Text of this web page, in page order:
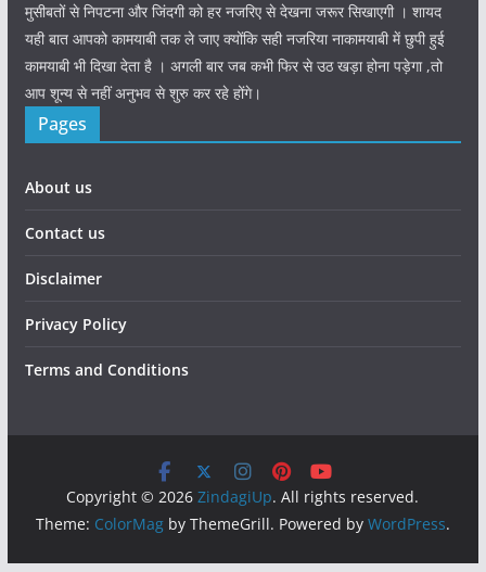
मुसीबतों से निपटना और जिंदगी को हर नजरिए से देखना जरूर सिखाएगी । शायद
यही बात आपको कामयाबी तक ले जाए क्योंकि सही नजरिया नाकामयाबी में छुपी हुई
कामयाबी भी दिखा देता है । अगली बार जब कभी फिर से उठ खड़ा होना पड़ेगा ,तो
आप शून्य से नहीं अनुभव से शुरु कर रहे होंगे।
Pages
About us
Contact us
Disclaimer
Privacy Policy
Terms and Conditions
Copyright © 2026ZindagiUp. All rights reserved.
Theme: ColorMagby ThemeGrill. Powered by WordPress.